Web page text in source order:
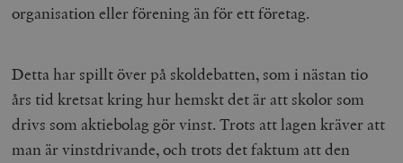
organisation eller förening än för ett företag.
Detta har spillt över på skoldebatten, som i nästan tio
års tid kretsat kring hur hemskt det är att skolor som
drivs som aktiebolag gör vinst. Trots att lagen kräver att
man är vinstdrivande, och trots det faktum att den